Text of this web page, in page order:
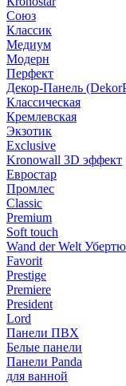
Союз
Классик
Медиум
Модерн
Перфект
Декор-Панель
Классическая
Кремлевская
Экзотик
Exclusive
Kronowall 3D эффект
Евростар
Промлес
Classic
Premium
Soft touch
Wand der Welt
Favorit
Prestige
Premiere
President
Lord
Панели ПВХ
Белые панели
Панели Panda
для ванной